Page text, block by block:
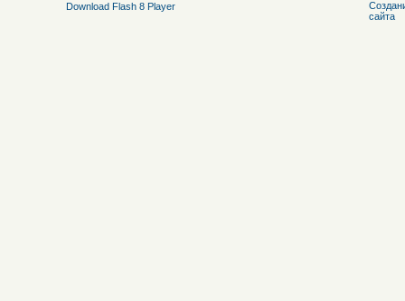
Download Flash 8 Player